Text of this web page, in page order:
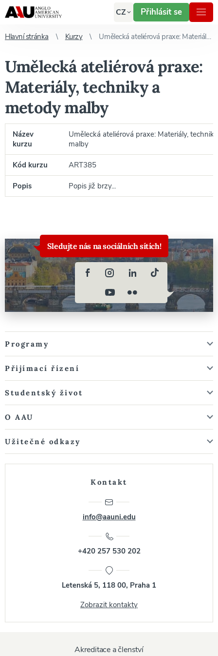
CZ Přihlásit se
Hlavní stránka Kurzy Umělecká ateliérová praxe: Materiály, techniky a metody malby
Umělecká ateliérová praxe:
Materiály, techniky a
metody malby
Název
kurzu
Umělecká ateliérová praxe: Materiály,
malby
Kód kurzu ART385
Popis Popis již brzy...
Sledujte nás na sociálních sítích!
Programy
Přijímací řízení
Studentský život
O AAU
Užitečné odkazy
Kontakt
info@aauni.edu
+420 257 530 202
Letenská 5, 118 00, Praha 1
Zobrazit kontakty
Akreditace a členství